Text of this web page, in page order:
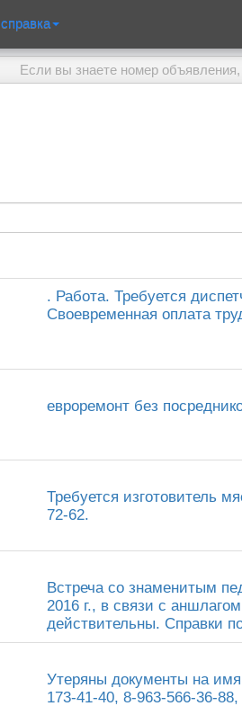
справка
Если вы знаете номер объявления,
. Работа. Требуется
Своевременная оплата
евроремонт без
Требуется изготовитель
72-62.
Встреча со знаменитым
2016 г., в связи с
действительны. Справки
Утеряны документы на
173-41-40, 8-963-566-36-